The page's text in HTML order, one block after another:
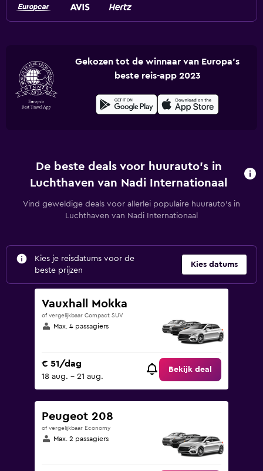
Gekozen tot de winnaar van Europa's
beste reis-app 2023
De beste deals voor huurauto's in
Luchthaven van Nadi Internationaal
Vind geweldige deals voor allerlei populaire huurauto's in
Luchthaven van Nadi Internationaal
Kies je reisdatums voor de
beste prijzen
Kies datums
Vauxhall Mokka
of vergelijkbaar Compact SUV
Max. 4 passagiers
€ 51/dag
18 aug. - 21 aug.
Bekijk deal
Peugeot 208
of vergelijkbaar Economy
Max. 2 passagiers